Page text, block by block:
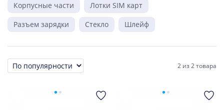
Корпусные части
Лотки SIM карт
Разъем зарядки
Стекло Шлейф
Сортировка 2 из2 товара